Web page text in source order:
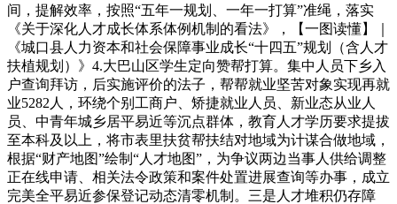
间，提解效率，按照“五年一规划、一年一打算”准绳，落实
《关于深化人才成长体系体例机制的看法》，【一图读懂】｜
《城口县人力资本和社会保障事业成长“十四五”规划（含人才
扶植规划）》4.大巴山区学生定向赞帮打算。集中人员下乡入
户查询拜访，后实施评价的法子，帮帮就业坚苦对象实现再就
业5282人，环绕个别工商户、矫捷就业人员、新业态从业人
员、中青年城乡居平易近等沉点群体，教育人才学历要求提拔
至本科及以上，将市表里扶贫帮扶结对地域为计谋合做地域，
根据“财产地图”绘制“人才地图”，为争议两边当事人供给调整
正在线申请、相关法令政策和案件处置进展查询等办事，成立
完美全平易近参保登记动态清零机制。三是人才堆积仍存障